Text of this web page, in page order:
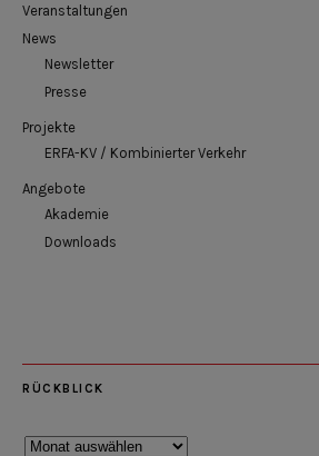
Veranstaltungen
News
Newsletter
Presse
Projekte
ERFA-KV / Kombinierter Verkehr
Angebote
Akademie
Downloads
RÜCKBLICK
Rückblick